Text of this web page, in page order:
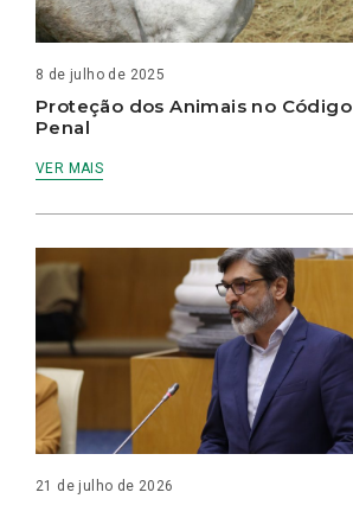
8 de julho de 2025
Proteção dos Animais no Código
Penal
VER MAIS
21 de julho de 2026